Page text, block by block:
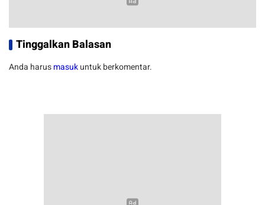
Tinggalkan Balasan
Anda harusmasukuntuk berkomentar.